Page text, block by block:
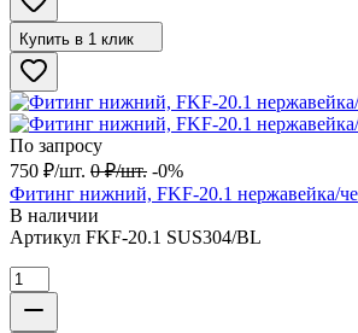
Купить в 1 клик
По запросу
750 ₽/шт. 0 ₽/шт. -0%
Фитинг нижний, FKF-20.1 нержавейка/
В наличии
Артикул FKF-20.1 SUS304/BL